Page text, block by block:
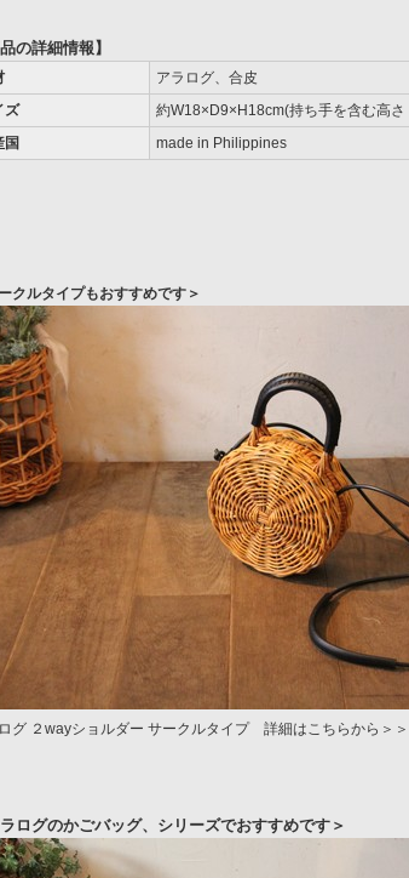
の詳細情報】
アラログ、合皮
ズ
約W18×D9×H18cm(持ち手を含む高
国
made in Philippines
クルタイプもおすすめです＞
グ ２wayショルダー サークルタイプ 詳細はこちらから＞＞
ログのかごバッグ、シリーズでおすすめです＞